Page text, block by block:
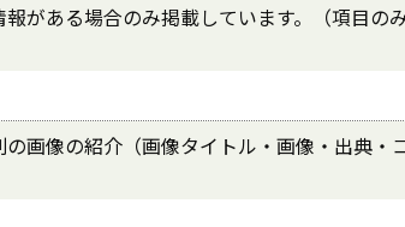
がある場合のみ掲載しています。（項目の
画像の紹介（画像タイトル・画像・出典・